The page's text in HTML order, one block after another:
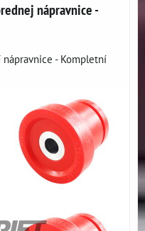
nápravnice -
- Kompletní